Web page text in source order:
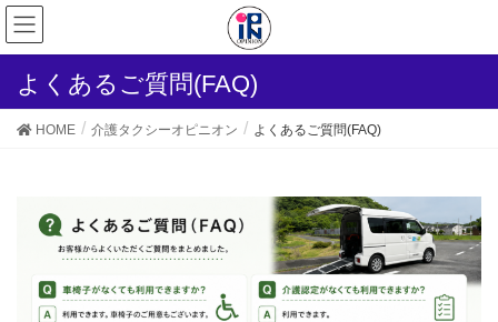
よくあるご質問(FAQ)
HOME 介護タクシーオピニオン よくあるご質問(FAQ)